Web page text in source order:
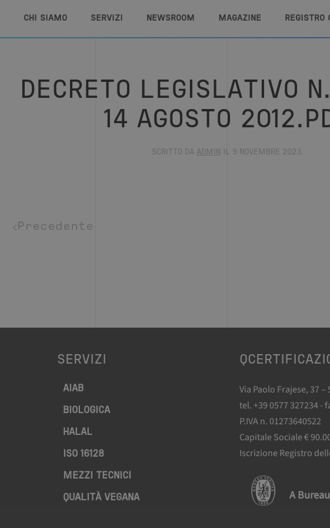
CHI SIAMO SERVIZI NEWSROOM MAGAZINE REGISTRO
DECRETO LEGISLATIVO
14 AGOSTO
SCRITTO DA ADMIN IL 9 NOVEMBRE 2023 .
Precedente
SERVIZI
AIAB
BIOLOGICA
HALAL
ISO 16128
MEZZI TECNICI
QUALITÀ VEGANA
Via Paolo Frajese, 37 –
tel. +39 0577 327234 -
P.IVA n. 01273640522
Capitale Sociale €
Iscrizione Registro
A